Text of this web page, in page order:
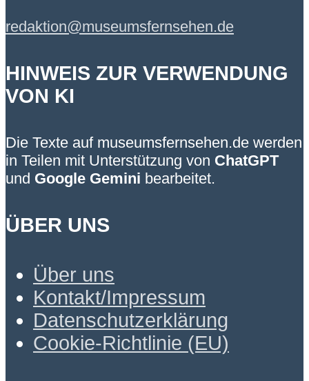
redaktion@museumsfernsehen.de
HINWEIS ZUR VERWENDUNG
VON KI
Die Texte auf museumsfernsehen.de werden
in Teilen mit Unterstützung von ChatGPT
und Google Gemini bearbeitet.
ÜBER UNS
Über uns
Kontakt/Impressum
Datenschutzerklärung
Cookie-Richtlinie (EU)